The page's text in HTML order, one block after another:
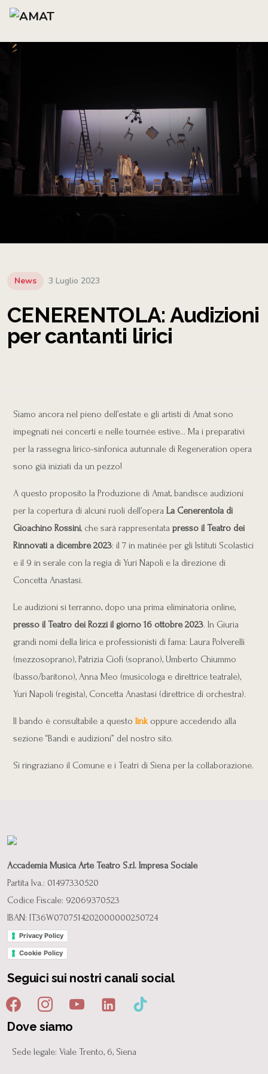
News 3 Luglio 2023
CENERENTOLA: Audizioni
per cantanti lirici
Siamo ancora nel pieno dell’estate e gli artisti di Amat sono
impegnati nei concerti e nelle tournée estive… Ma i preparativi
per la rassegna lirico-sinfonica autunnale di Regeneration opera
sono già iniziati da un pezzo!
A questo proposito la Produzione di Amat, bandisce audizioni
per la copertura di alcuni ruoli dell’opera La Cenerentola di
Gioachino Rossini, che sarà rappresentata presso il Teatro dei
Rinnovati a dicembre 2023: il 7 in matinée per gli Istituti Scolastici
e il 9 in serale con la regia di Yuri Napoli e la direzione di
Concetta Anastasi.
Le audizioni si terranno, dopo una prima eliminatoria online,
presso il Teatro dei Rozzi il giorno 16 ottobre 2023. In Giuria
grandi nomi della lirica e professionisti di fama: Laura Polverelli
(mezzosoprano), Patrizia Ciofi (soprano), Umberto Chiummo
(basso/baritono), Anna Meo (musicologa e direttrice teatrale),
Yuri Napoli (regista), Concetta Anastasi (direttrice di orchestra).
Il bando è consultabile a questo linkoppure accedendo alla
sezione “Bandi e audizioni” del nostro sito.
Si ringraziano il Comune e i Teatri di Siena per la collaborazione.
Accademia Musica Arte Teatro S.r.l. Impresa Sociale
Partita Iva.: 01497330520
Codice Fiscale: 92069370523
IBAN: IT36W0707514202000000250724
Privacy Policy
Cookie Policy
Seguici sui nostri canali social
Dove siamo
Sede legale: Viale Trento, 6, Siena